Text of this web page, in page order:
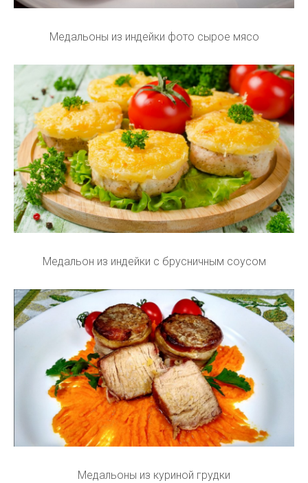
Медальоны из индейки фото сырое мясо
Медальон из индейки с брусничным соусом
Медальоны из куриной грудки